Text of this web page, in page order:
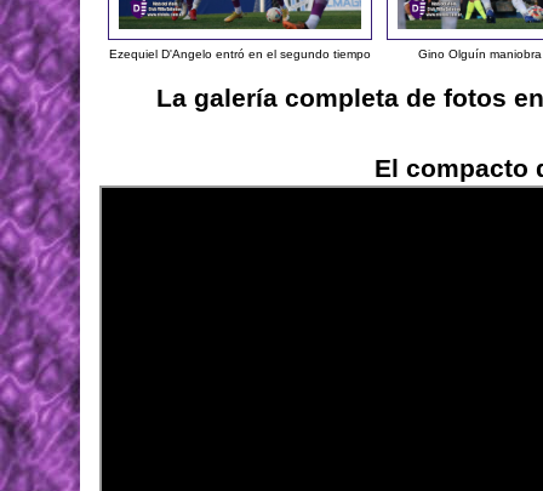
Ezequiel D'Angelo entró en el segundo tiempo Gino Olguín
La galería completa de fotos
El compacto